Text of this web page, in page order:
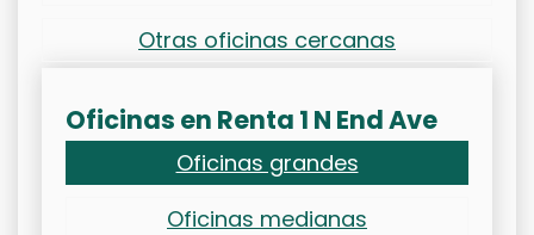
Otras oficinas cercanas
Oficinas en Renta 1 N End Ave
Oficinas grandes
Oficinas medianas